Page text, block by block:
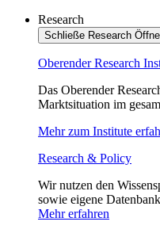
Research
Schließe Research
Oberender Research
Das Oberender
Marktsituation im
Mehr zum Institute
Research & Policy
Wir nutzen den
sowie eigene
Mehr erfahren